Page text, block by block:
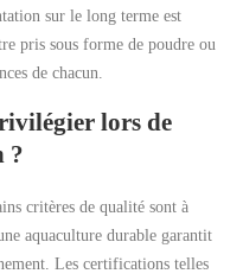
sur le long terme est
pris sous forme de poudre ou
de chacun.
lors de
?
critères de qualité sont à
aquaculture durable garantit
Les certifications telles